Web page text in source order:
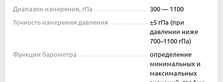
Диапазон измерения, гПа
300 — 1100
Точность измерения давления
±5 гПа (при
давлении ниже
700–1100 гПа)
Функции барометра
определение
минимальных и
максимальных